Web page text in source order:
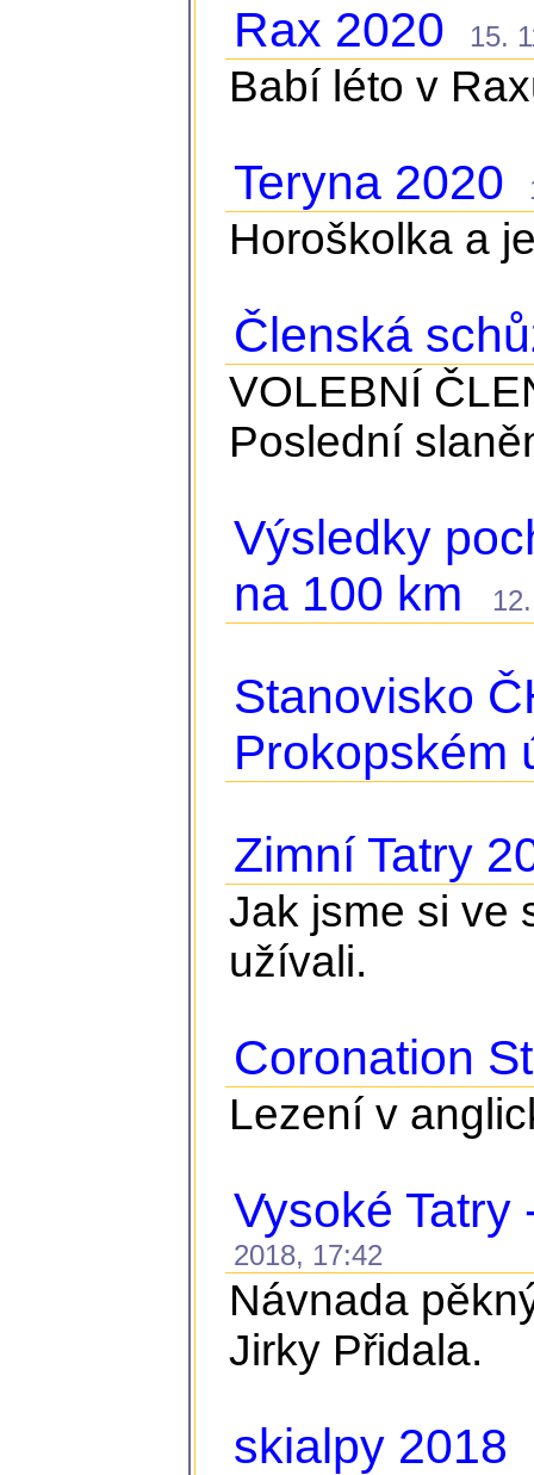
Rax 2020 15.
Babí léto v
Teryna 2020
Horoškolka a
Členská
VOLEBNÍ
Poslední
Výsledky
na 100 km
Stanovisko
Prokopském
Zimní Tatry
Jak jsme si ve
užívali.
Coronation
Lezení v
Vysoké Tatry
2018, 17:42
Návnada
Jirky Přidala.
skialpy 2018